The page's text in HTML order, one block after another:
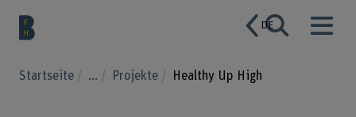
DE
Startseite ... Projekte Healthy Up High